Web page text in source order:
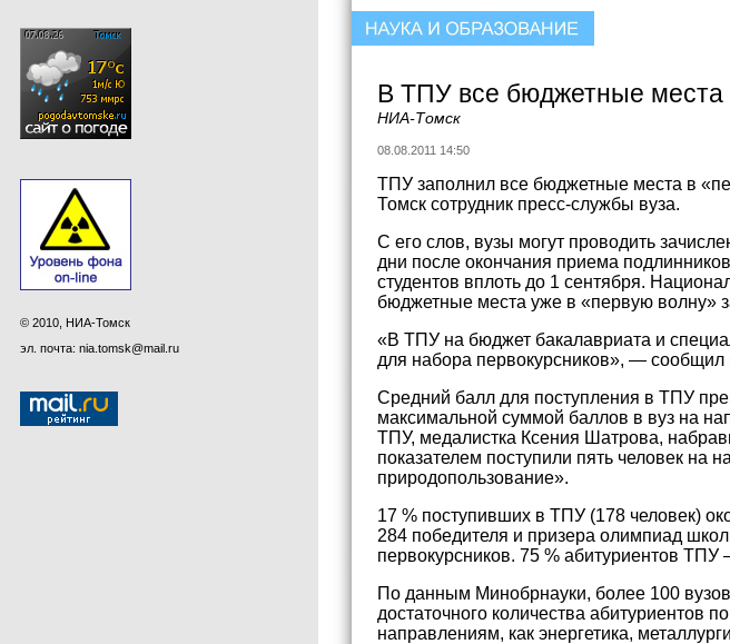
© 2010, НИА-Томск
эл. почта: nia.tomsk@mail.ru
В ТПУ все бюджетные места
НИА-Томск
08.08.2011 14:50
ТПУ заполнил все бюджетные места в
Томск сотрудник пресс-службы вуза.
С его слов, вузы могут проводить
дни после окончания приема
студентов вплоть до 1 сентября.
бюджетные места уже в «первую волну»
«В ТПУ на бюджет бакалавриата и
для набора первокурсников», — сообщил
Средний балл для поступления в ТПУ
максимальной суммой баллов в вуз на
ТПУ, медалистка Ксения Шатрова,
показателем поступили пять человек на
природопользование».
17 % поступивших в ТПУ (178 человек)
284 победителя и призера олимпиад
первокурсников. 75 % абитуриентов ТПУ
По данным Минобрнауки, более 100
достаточного количества абитуриентов
направлениям, как энергетика,